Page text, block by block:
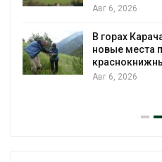
Авг 6, 2026
В горах
новые места
Авг 6, 2026